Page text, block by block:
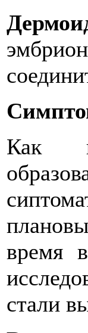
Как
время
стали